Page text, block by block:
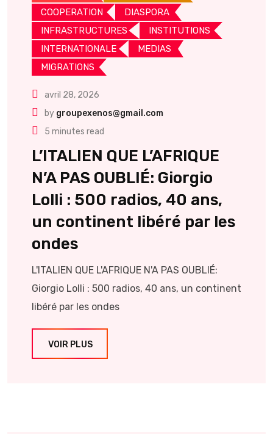
COOPERATION
DIASPORA
INFRASTRUCTURES
INSTITUTIONS
INTERNATIONALE
MEDIAS
MIGRATIONS
avril 28, 2026
by groupexenos@gmail.com
5 minutes read
L’ITALIEN QUE L’AFRIQUE
N’A PAS OUBLIÉ: Giorgio
Lolli : 500 radios, 40 ans,
un continent libéré par les
ondes
L'ITALIEN QUE L'AFRIQUE N'A PAS OUBLIÉ:
Giorgio Lolli : 500 radios, 40 ans, un continent
libéré par les ondes
VOIR PLUS